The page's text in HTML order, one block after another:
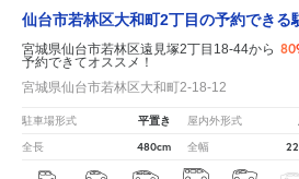
仙台市若林区大和町2丁目の予約できる
宮城県仙台市若林区遠見塚2丁目18-44から
予約できてオススメ！
宮城県仙台市若林区大和町2-18-12
駐車場形式 平置き 屋内外形式
全長 480cm 全幅